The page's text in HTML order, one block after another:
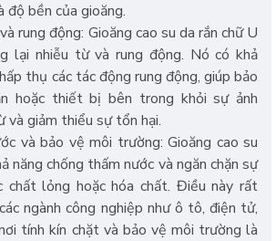
độ bền của gioăng.
rung động: Gioăng cao su da rắn chữ U
lại nhiễu từ và rung động. Nó có khả
thụ các tác động rung động, giúp bảo
hoặc thiết bị bên trong khỏi sự ảnh
và giảm thiểu sự tổn hại.
và bảo vệ môi trường: Gioăng cao su
năng chống thấm nước và ngăn chặn sự
chất lỏng hoặc hóa chất. Điều này rất
ngành công nghiệp như ô tô, điện tử,
tính kín chặt và bảo vệ môi trường là